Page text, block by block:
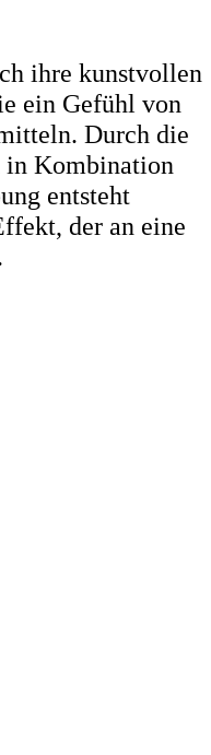
ihre kunstvollen
ein Gefühl von
Durch die
Kombination
entsteht
der an eine